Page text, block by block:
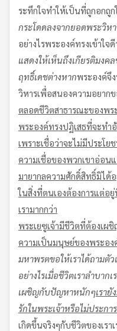
ระทึกใจทำให้เป็นที่ถูกอกถู
กระโดดลงจากยอดพระวิห
อย่างไรพระองค์ทรงเข้าใ
แสดงให้เห็นถึงเกียรติมงคล
ฤทธิ์เดชต่างหากพระองค์จึ
วิหารเพื่อสนองความอยาก
ตลอดชีวิตสาธารณะของพร
พระองค์ทรงปฏิเสธที่จะทำ
เพราะเชื่อว่าจะไม่มีประโย
ความเชื่อของพวกเขาอ่อน
มายากลความศักดิ์สิทธิ์มิได้
ในสิ่งที่ตนเองต้องการแต่อยู่
เรามากกว่า
พระเยซูเจ้ามีชีวิตที่ต้องเผ
ความเป็นมนุษย์ของพระอง
มหาพรตขอให้เราได้ถามตั
อย่างไรเมื่อชีวิตเราลำบากเ
เผชิญกับปัญหาหนักๆเรายั
รักในพระเจ้าหรือไม่ประกา
เกิดขึ้นจริงๆกับชีวิตของเรา